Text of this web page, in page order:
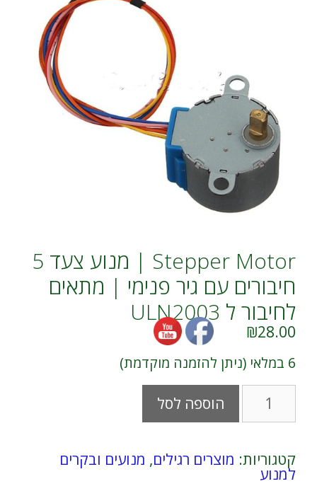
Stepper Motor | מנוע צעד 5
חיבורים עם גיר פנימי | מתאים
לחיבור ל ULN2003
₪28.00
6 במלאי (ניתן להזמנה מוקדמת)
כמות
Stepper
מנוע
צעד
הוספה לסל
r
n קטגוריות: מוצרים רגילים, מנועים ובקרים
למנוע